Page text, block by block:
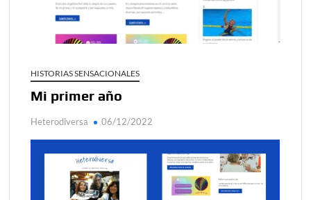
Día de Independencia 2026: de Patria Boba a Colombia
¿Podemos comunicarnos con seres de otros planos o
mundos?
Salud mental digital: cómo frenar la ansiedad que
generan las redes sociales
Denuncia por violencia sexual en Colombia: así avanza
¿Cómo descubrir esa conexión energética de la sexualidad
HISTORIAS SENSACIONALES
Mi primer año
Heterodiversa 06/12/2022